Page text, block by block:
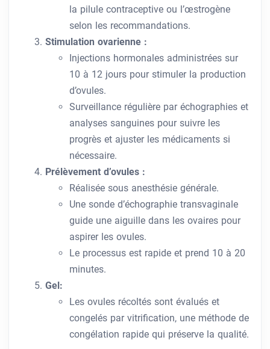
la pilule contraceptive ou l’œstrogène
selon les recommandations.
Stimulation ovarienne :
Injections hormonales administrées sur
10 à 12 jours pour stimuler la production
d’ovules.
Surveillance régulière par échographies et
analyses sanguines pour suivre les
progrès et ajuster les médicaments si
nécessaire.
Prélèvement d’ovules :
Réalisée sous anesthésie générale.
Une sonde d’échographie transvaginale
guide une aiguille dans les ovaires pour
aspirer les ovules.
Le processus est rapide et prend 10 à 20
minutes.
Gel:
Les ovules récoltés sont évalués et
congelés par vitrification, une méthode de
congélation rapide qui préserve la qualité.